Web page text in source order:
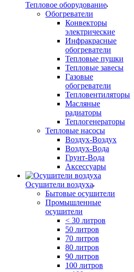
Тепловое оборудование
Обогреватели
Конвекторы
электрические
Инфракрасные
обогреватели
Тепловые пушки
Тепловые завесы
Газовые
обогреватели
Тепловентиляторы
Масляные
радиаторы
Теплогенераторы
Тепловые насосы
Воздух-Воздух
Воздух-Вода
Грунт-Вода
Аксессуары
Осушители воздуха
Бытовые осушители
Промышленные
осушители
< 30 литров
50 литров
70 литров
80 литров
90 литров
100 литров